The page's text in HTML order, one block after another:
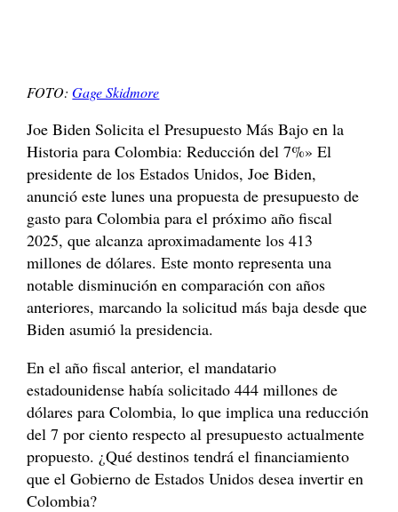
FOTO:Gage Skidmore
Joe Biden Solicita el Presupuesto Más Bajo en la
Historia para Colombia: Reducción del 7%» El
presidente de los Estados Unidos, Joe Biden,
anunció este lunes una propuesta de presupuesto de
gasto para Colombia para el próximo año fiscal
2025, que alcanza aproximadamente los 413
millones de dólares. Este monto representa una
notable disminución en comparación con años
anteriores, marcando la solicitud más baja desde que
Biden asumió la presidencia.
En el año fiscal anterior, el mandatario
estadounidense había solicitado 444 millones de
dólares para Colombia, lo que implica una reducción
del 7 por ciento respecto al presupuesto actualmente
propuesto. ¿Qué destinos tendrá el financiamiento
que el Gobierno de Estados Unidos desea invertir en
Colombia?